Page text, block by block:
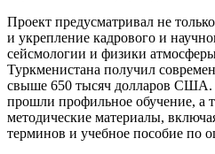
Проект предусматривал не
и укрепление кадрового и
сейсмологии и физики
Туркменистана получил
свыше 650 тысяч долларов США.
прошли профильное обучение, а
методические материалы,
терминов и учебное пособие по